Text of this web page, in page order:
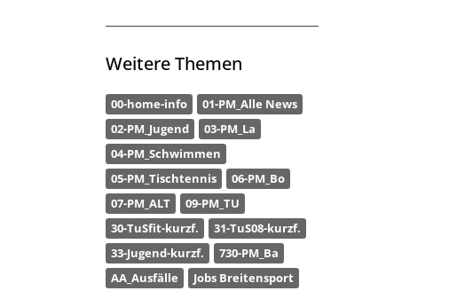
Weitere Themen
00-home-info
01-PM_Alle News
02-PM_Jugend
03-PM_La
04-PM_Schwimmen
05-PM_Tischtennis
06-PM_Bo
07-PM_ALT
09-PM_TU
30-TuSfit-kurzf.
31-TuS08-kurzf.
33-Jugend-kurzf.
730-PM_Ba
AA_Ausfälle
Jobs Breitensport